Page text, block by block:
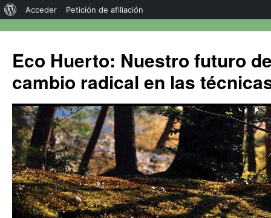
Eco Huerto: Nuestro futuro
cambio radical en las
Acceder Petición de afiliación